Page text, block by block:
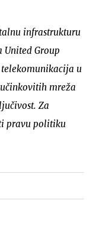
infrastrukturu
Group
u
mreža
Za
pravu politiku